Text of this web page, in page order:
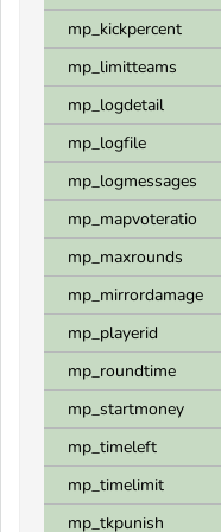
mp_kickpercent
mp_limitteams
mp_logdetail
mp_logfile
mp_logmessages
mp_mapvoteratio
mp_maxrounds
mp_mirrordamage
mp_playerid
mp_roundtime
mp_startmoney
mp_timeleft
mp_timelimit
mp_tkpunish